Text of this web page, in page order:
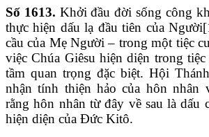
Số 1613. Khởi đầu đời sống công
thực hiện dấu lạ đầu tiên của
cầu của Mẹ Người – trong một tiệc
việc Chúa Giêsu hiện diện trong
tầm quan trọng đặc biệt. Hội
nhận tính thiện hảo của hôn nhân
rằng hôn nhân từ đây về sau là dấu
hiện diện của Đức Kitô.